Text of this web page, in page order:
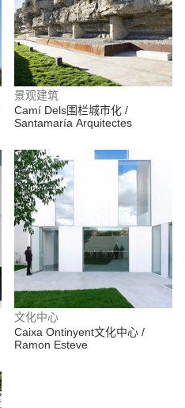
景观建筑
Camí Dels围栏城市化 /
Santamaría Arquitectes
文化中心
Caixa Ontinyent文化中心 /
Ramon Esteve